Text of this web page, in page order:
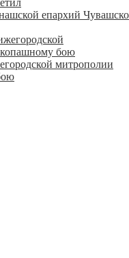
епархий
митрополии